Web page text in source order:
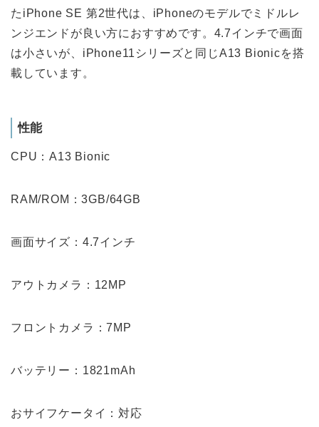
たiPhone SE 第2世代は、iPhoneのモデルでミドルレ
ンジエンドが良い方におすすめです。4.7インチで画面
は小さいが、iPhone11シリーズと同じA13 Bionicを搭
載しています。
性能
CPU：A13 Bionic
RAM/ROM：3GB/64GB
画面サイズ：4.7インチ
アウトカメラ：12MP
フロントカメラ：7MP
バッテリー：1821mAh
おサイフケータイ：対応